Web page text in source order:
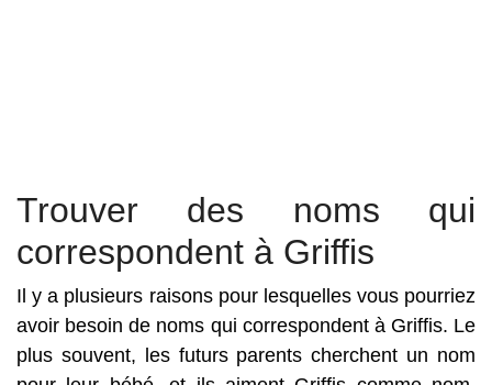
Trouver des noms qui
correspondent à Griffis
Il y a plusieurs raisons pour lesquelles vous pourriez
avoir besoin de noms qui correspondent à Griffis. Le
plus souvent, les futurs parents cherchent un nom